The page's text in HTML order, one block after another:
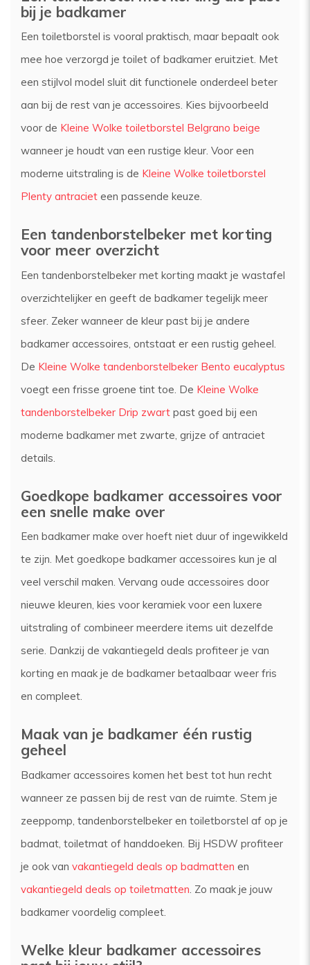
bij je badkamer
Een toiletborstel is vooral praktisch, maar bepaalt ook
mee hoe verzorgd je toilet of badkamer eruitziet. Met
een stijlvol model sluit dit functionele onderdeel beter
aan bij de rest van je accessoires. Kies bijvoorbeeld
voor de Kleine Wolke toiletborstel Belgrano beige
wanneer je houdt van een rustige kleur. Voor een
moderne uitstraling is de Kleine Wolke toiletborstel
Plenty antraciet een passende keuze.
Een tandenborstelbeker met korting
voor meer overzicht
Een tandenborstelbeker met korting maakt je wastafel
overzichtelijker en geeft de badkamer tegelijk meer
sfeer. Zeker wanneer de kleur past bij je andere
badkamer accessoires, ontstaat er een rustig geheel.
De Kleine Wolke tandenborstelbeker Bento eucalyptus
voegt een frisse groene tint toe. De Kleine Wolke
tandenborstelbeker Drip zwart past goed bij een
moderne badkamer met zwarte, grijze of antraciet
details.
Goedkope badkamer accessoires voor
een snelle make over
Een badkamer make over hoeft niet duur of ingewikkeld
te zijn. Met goedkope badkamer accessoires kun je al
veel verschil maken. Vervang oude accessoires door
nieuwe kleuren, kies voor keramiek voor een luxere
uitstraling of combineer meerdere items uit dezelfde
serie. Dankzij de vakantiegeld deals profiteer je van
korting en maak je de badkamer betaalbaar weer fris
en compleet.
Maak van je badkamer één rustig
geheel
Badkamer accessoires komen het best tot hun recht
wanneer ze passen bij de rest van de ruimte. Stem je
zeeppomp, tandenborstelbeker en toiletborstel af op je
badmat, toiletmat of handdoeken. Bij HSDW profiteer
je ook van vakantiegeld deals op badmatten en
vakantiegeld deals op toiletmatten . Zo maak je jouw
badkamer voordelig compleet.
Welke kleur badkamer accessoires